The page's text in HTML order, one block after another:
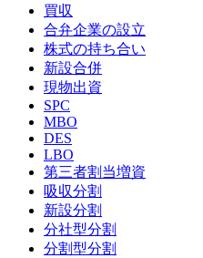
買収
合弁企業の設立
株式の持ち合い
新設合併
現物出資
SPC
MBO
DES
LBO
第三者割当増資
吸収分割
新設分割
分社型分割
分割型分割